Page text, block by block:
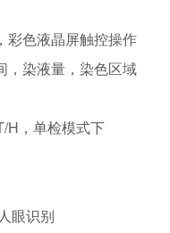
彩色液晶屏触控操作
，染液量，染色区域
H，单检模式下
眼识别